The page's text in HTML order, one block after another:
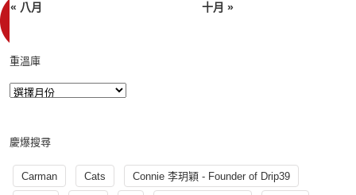
« 八月 十月 »
重溫庫
慶爆搜尋
Carman Cats Connie 李玥穎 - Founder of Drip39